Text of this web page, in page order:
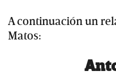
A continuación un
Matos: